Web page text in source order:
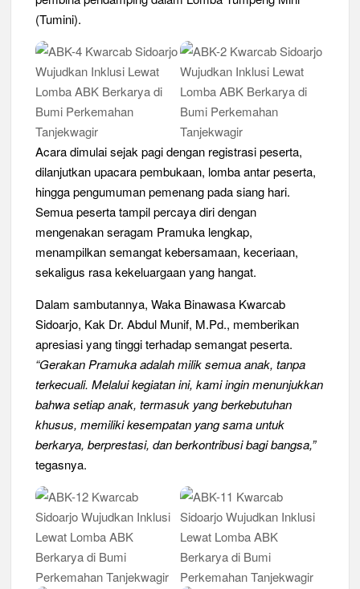
Karena Karakter Tidak Dibentuk di Ruang Nyaman, LT-1
Gelar Musppanitera 2026, Kwarran Taman Cetak Pemimpin
Baru dan Perkuat Kolaborasi Lintas Pangkalan
Diwarnai Penampilan Tari Kreasi Berselendang
Musran X Kwarran Jabon Jadi Titik Awal Kebangkitan
Pramuka yang Lebih Inovatif dan Progresif
Peringanti Momentum Hardiknas, Kwarran Sedati Gelar Rapat
Kerja
(Tumini).
Acara dimulai sejak pagi dengan registrasi peserta,
dilanjutkan upacara pembukaan, lomba antar peserta,
hingga pengumuman pemenang pada siang hari.
Semua peserta tampil percaya diri dengan
mengenakan seragam Pramuka lengkap,
menampilkan semangat kebersamaan, keceriaan,
sekaligus rasa kekeluargaan yang hangat.
Dalam sambutannya, Waka Binawasa Kwarcab
Sidoarjo, Kak Dr. Abdul Munif, M.Pd., memberikan
apresiasi yang tinggi terhadap semangat peserta.
“Gerakan Pramuka adalah milik semua anak, tanpa
terkecuali. Melalui kegiatan ini, kami ingin menunjukkan
bahwa setiap anak, termasuk yang berkebutuhan
khusus, memiliki kesempatan yang sama untuk
berkarya, berprestasi, dan berkontribusi bagi bangsa,”
tegasnya.